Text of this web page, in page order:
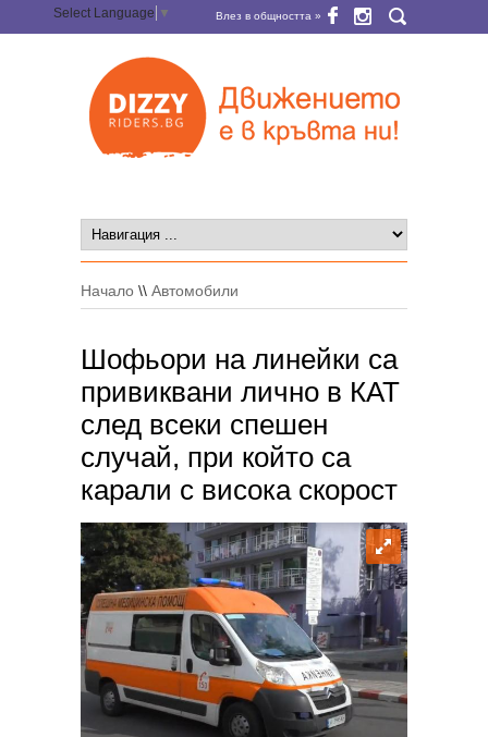
Select Language ▼ Влез в общността »
Начало \\ Автомобили
Шофьори на линейки са
привиквани лично в КАТ
след всеки спешен
случай, при който са
карали с висока скорост